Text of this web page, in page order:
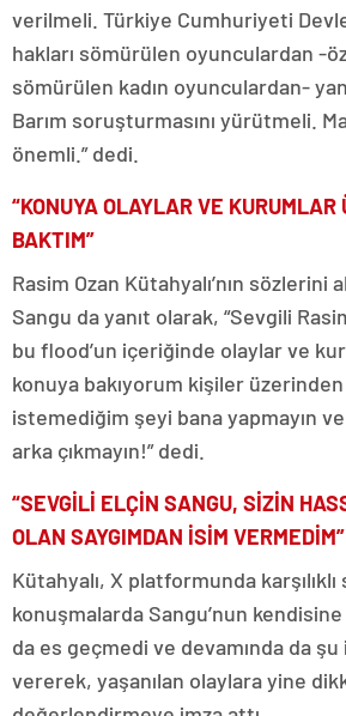
verilmeli. Türkiye Cumhuriyeti
hakları sömürülen oyunculardan -
sömürülen kadın oyunculardan-
Barım soruşturmasını yürütmeli.
önemli.” dedi.
“KONUYA OLAYLAR VE KURUMLAR
BAKTIM”
Rasim Ozan Kütahyalı’nın sözlerini
Sangu da yanıt olarak, “Sevgili
bu flood’un içeriğinde olaylar ve
konuya bakıyorum kişiler
istemediğim şeyi bana yapmayın
arka çıkmayın!” dedi.
“SEVGİLİ ELÇİN SANGU, SİZİN
OLAN SAYGIMDAN İSİM VERMEDİM”
Kütahyalı, X platformunda karşılıklı
konuşmalarda Sangu’nun
da es geçmedi ve devamında da
vererek, yaşanılan olaylara yine